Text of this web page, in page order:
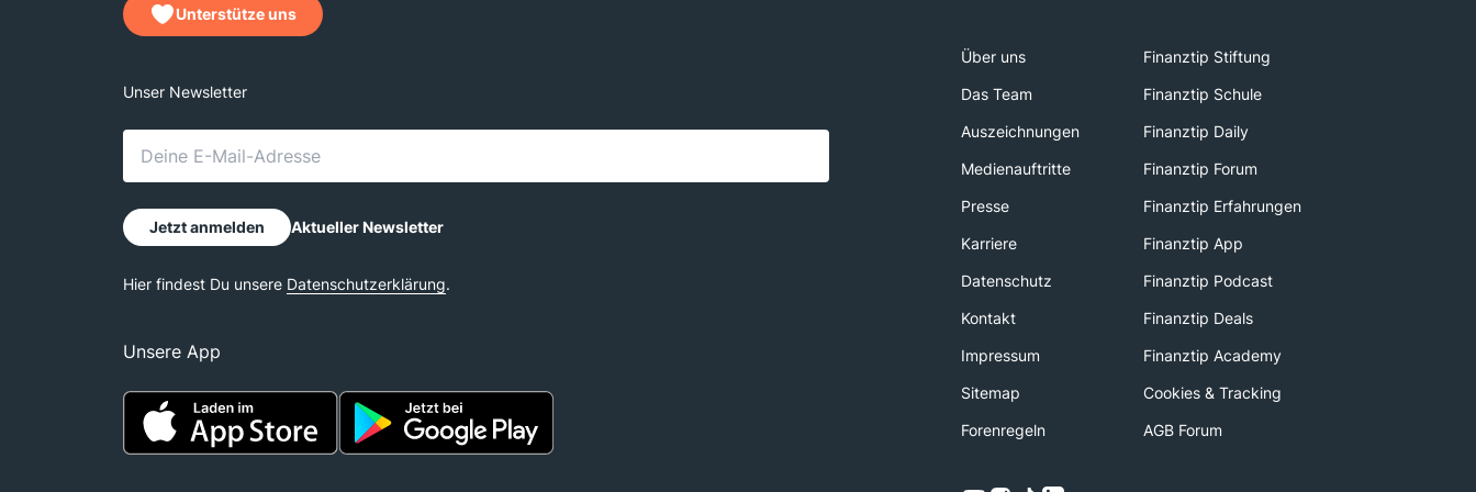
Unterstütze uns
Unsere App
Über uns
Finanztip Stiftung
Das Team
Finanztip Schule
Auszeichnungen
Finanztip Daily
Medienauftritte
Finanztip Forum
Presse
Finanztip Erfahrungen
Karriere
Finanztip App
Datenschutz
Finanztip Podcast
Kontakt
Finanztip Deals
Impressum
Finanztip Academy
Sitemap
Cookies & Tracking
Forenregeln
AGB Forum